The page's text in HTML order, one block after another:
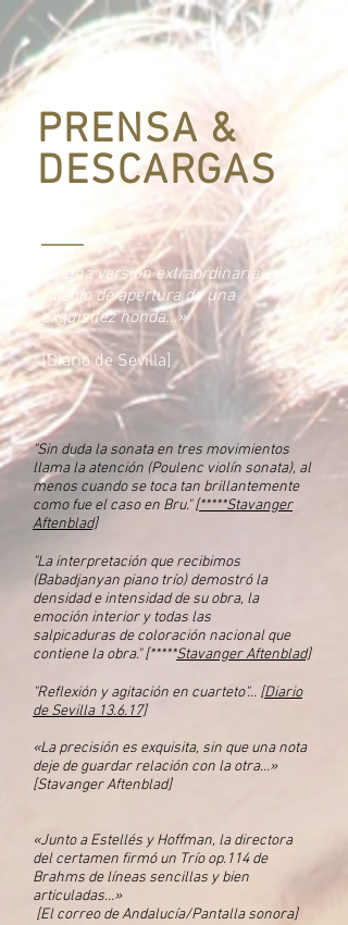
PRENSA &
DESCARGAS
«...Una versión extraordinaria...Un
Adagio de apertura de una
exquisitez honda…»
[Diario de Sevilla]
"Sin duda la sonata en tres movimientos
llama la atención (Poulenc violín sonata), al
menos cuando se toca tan brillantemente
como fue el caso en Bru."[*****Stavanger
Aftenblad]
"La interpretación que recibimos
(Babadjanyan piano trío) demostró la
densidad e intensidad de su obra, la
emoción interior y todas las
salpicaduras de coloración nacional que
contiene la obra." [*****Stavanger Aftenblad]
"Reflexión y agitación en cuarteto"... [Diario
de Sevilla 13.6.17]
«La precisión es exquisita, sin que una nota
deje de guardar relación con la otra…»
[Stavanger Aftenblad]
«Junto a Estellés y Hoffman, la directora
del certamen firmó un Trío op.114 de
Brahms de líneas sencillas y bien
articuladas…»
[El correo de Andalucía/Pantalla sonora]